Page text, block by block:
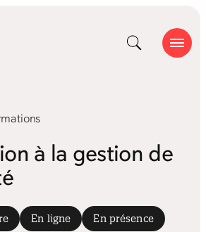
à la gestion de
En ligne En présence